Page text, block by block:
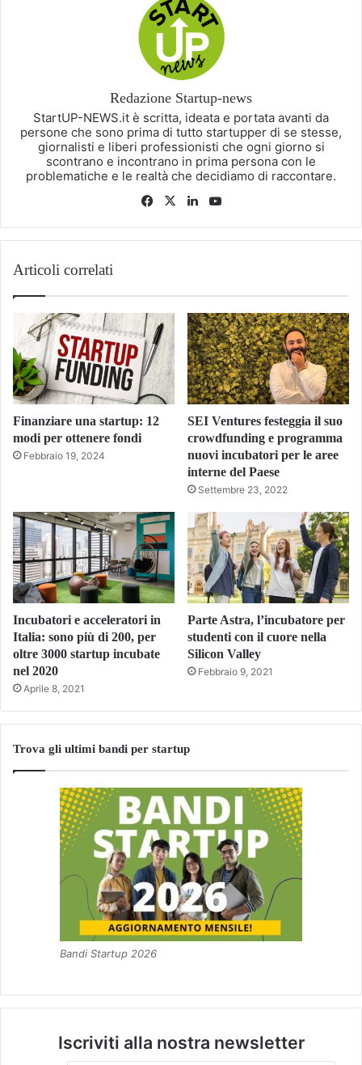
Redazione Startup-news
StartUP-NEWS.it è scritta, ideata e portata avanti da
persone che sono prima di tutto startupper di se stesse,
giornalisti e liberi professionisti che ogni giorno si
scontrano e incontrano in prima persona con le
problematiche e le realtà che decidiamo di raccontare.
Facebook
X LinkedIn
Articoli correlati
Finanziare una startup: 12
modi per ottenere fondi
Febbraio 19, 2024
SEI Ventures festeggia il suo
crowdfunding e programma
nuovi incubatori per le aree
interne del Paese
Settembre 23, 2022
Incubatori e acceleratori in
Italia: sono più di 200, per
oltre 3000 startup incubate
nel 2020
Aprile 8, 2021
Parte Astra, l’incubatore per
studenti con il cuore nella
Silicon Valley
Febbraio 9, 2021
Trova gli ultimi bandi per startup
Bandi Startup 2026
Iscriviti alla nostra newsletter